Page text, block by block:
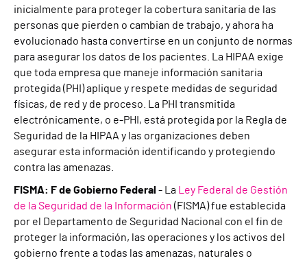
inicialmente para proteger la cobertura sanitaria de las
personas que pierden o cambian de trabajo, y ahora ha
evolucionado hasta convertirse en un conjunto de normas
para asegurar los datos de los pacientes. La HIPAA exige
que toda empresa que maneje información sanitaria
protegida (PHI) aplique y respete medidas de seguridad
físicas, de red y de proceso. La PHI transmitida
electrónicamente, o e-PHI, está protegida por la Regla de
Seguridad de la HIPAA y las organizaciones deben
asegurar esta información identificando y protegiendo
contra las amenazas.
FISMA: F de Gobierno Federal - La
Ley Federal de Gestión
de la Seguridad de la Información (FISMA) fue establecida
por el Departamento de Seguridad Nacional con el fin de
proteger la información, las operaciones y los activos del
gobierno frente a todas las amenazas, naturales o